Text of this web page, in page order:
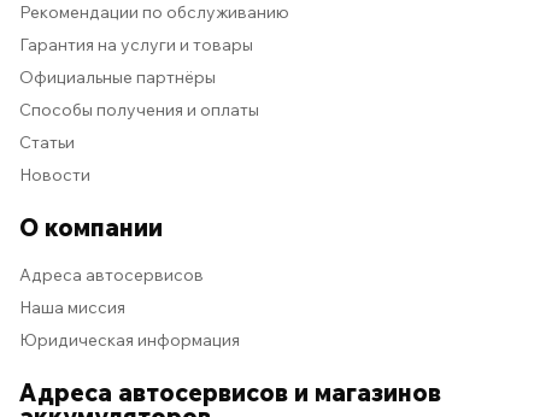
Рекомендации по обслуживанию
Гарантия на услуги и товары
Официальные партнёры
Способы получения и оплаты
Статьи
Новости
О компании
Адреса автосервисов
Наша миссия
Юридическая информация
Адреса автосервисов и магазинов